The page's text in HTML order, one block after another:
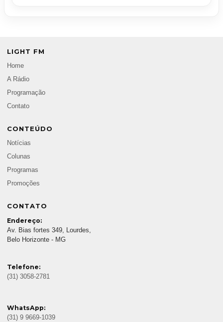
LIGHT FM
Home
A Rádio
Programação
Contato
CONTEÚDO
Notícias
Colunas
Programas
Promoções
CONTATO
Endereço:
Av. Bias fortes 349, Lourdes,
Belo Horizonte - MG
Telefone:
(31) 3058-2781
WhatsApp:
(31) 9 9669-1039